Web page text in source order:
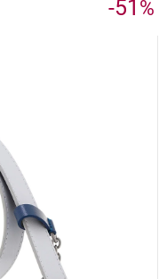
-51 %